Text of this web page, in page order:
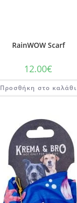
RainWOW Scarf
12.00€
Προσθήκη στο καλάθι